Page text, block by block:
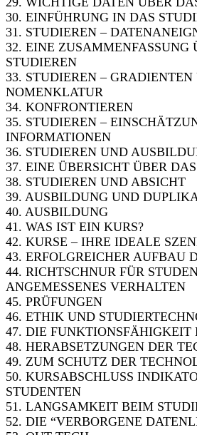
30. EINFÜHRUNG IN DAS
31. STUDIEREN –
32. EINE ZUSAMMENFASSUNG
STUDIEREN
33. STUDIEREN – GRADIENTEN
NOMENKLATUR
34. KONFRONTIEREN
35. STUDIEREN –
INFORMATIONEN
36. STUDIEREN UND
37. EINE ÜBERSICHT ÜBER
38. STUDIEREN UND ABSICHT
39. AUSBILDUNG UND
40. AUSBILDUNG
41. WAS IST EIN KURS?
42. KURSE – IHRE IDEALE
43. ERFOLGREICHER AUFBAU
44. RICHTSCHNUR FÜR
ANGEMESSENES VERHALTEN
45. PRÜFUNGEN
46. ETHIK UND
47. DIE FUNKTIONSFÄHIGKEIT
48. HERABSETZUNGEN DER
49. ZUM SCHUTZ DER
50. KURSABSCHLUSS
STUDENTEN
51. LANGSAMKEIT BEIM
52. DIE “VERBORGENE